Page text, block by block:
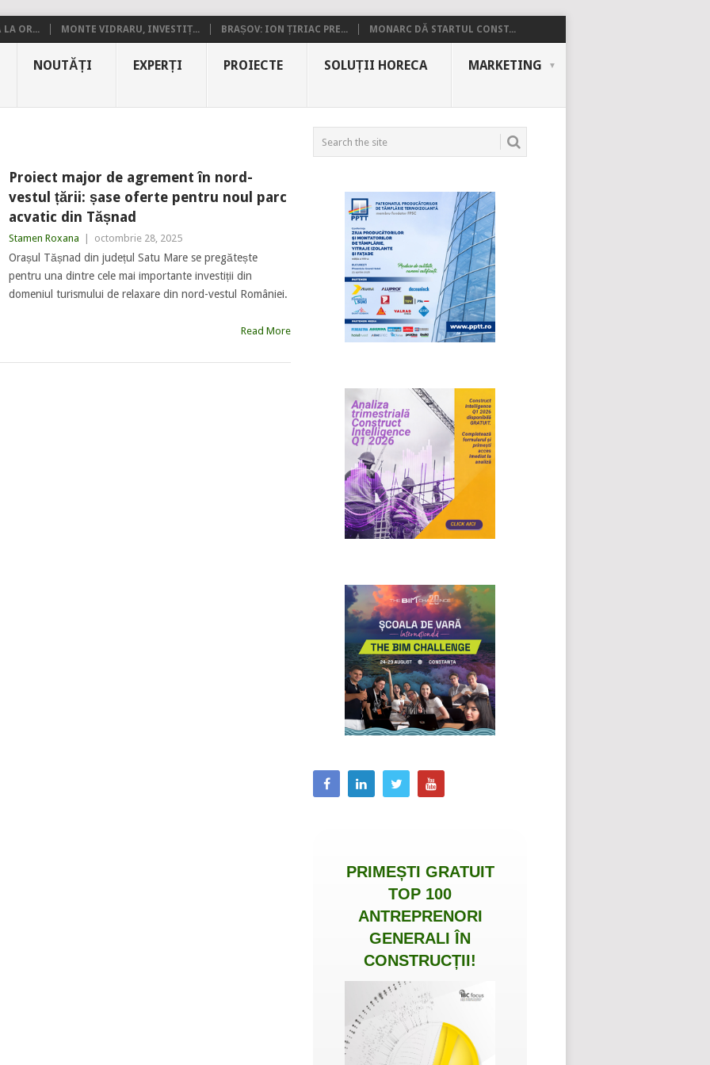
LA OR... MONTE VIDRARU, INVESTIȚ... BRAȘOV: ION ȚIRIAC PRE... MONARC DĂ STARTUL CONST...
NOUTĂȚI EXPERȚI PROIECTE SOLUȚII HORECA MARKETING
Proiect major de agrement în nord-
vestul țării: șase oferte pentru noul parc
acvatic din Tășnad
Stamen Roxana octombrie 28, 2025
Orașul Tășnad din județul Satu Mare se pregătește
pentru una dintre cele mai importante investiții din
domeniul turismului de relaxare din nord-vestul României.
Read More
PRIMEȘTI GRATUIT
TOP 100
ANTREPRENORI
GENERALI ÎN
CONSTRUCȚII!